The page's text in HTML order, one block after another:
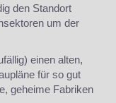
den Standort
um der
einen alten,
für so gut
geheime Fabriken